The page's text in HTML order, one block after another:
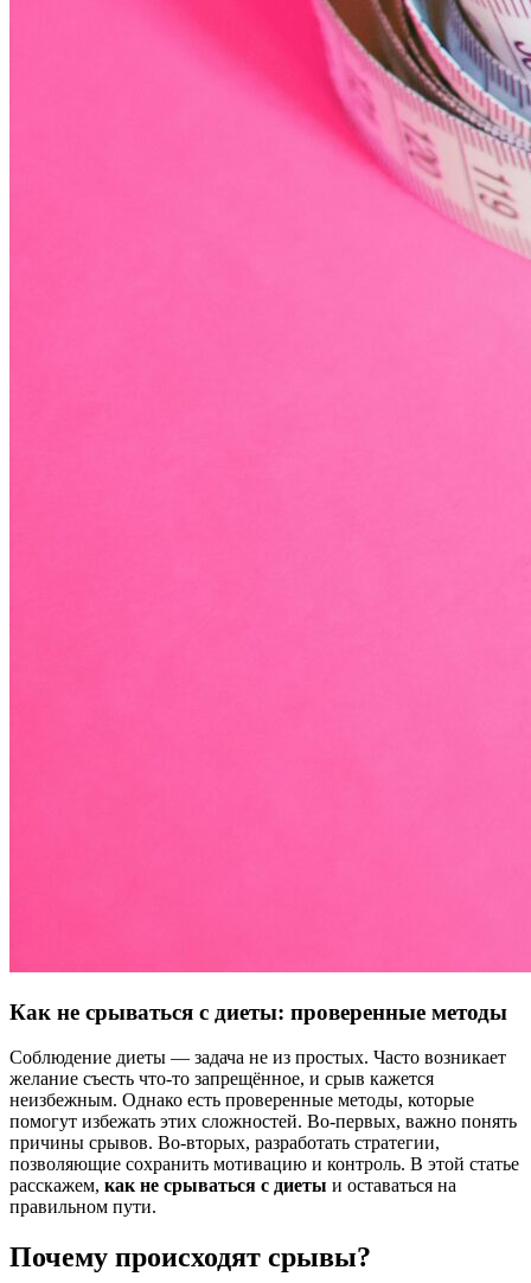
Как не срываться с диеты: проверенные методы
Соблюдение диеты — задача не из простых. Часто возникает
желание съесть что-то запрещённое, и срыв кажется
неизбежным. Однако есть проверенные методы, которые
помогут избежать этих сложностей. Во-первых, важно понять
причины срывов. Во-вторых, разработать стратегии,
позволяющие сохранить мотивацию и контроль. В этой статье
расскажем, как не срываться с диеты и оставаться на
правильном пути.
Почему происходят срывы?